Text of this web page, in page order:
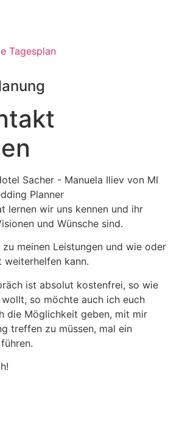
Tagesplan
lernen wir uns kennen und ihr
und Wünsche sind.
meinen Leistungen und wie oder
weiterhelfen kann.
ist absolut kostenfrei, so wie
so möchte auch ich euch
die Möglichkeit geben, mit mir
treffen zu müssen, mal ein